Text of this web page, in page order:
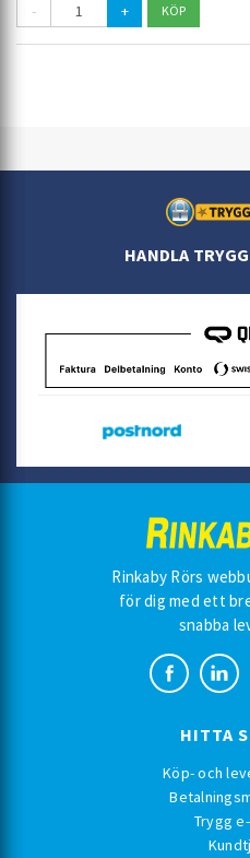
- +
HANDLA
Rinkaby Rörs
för dig med ett
snabba
HITTA
Köp- och
Trygg